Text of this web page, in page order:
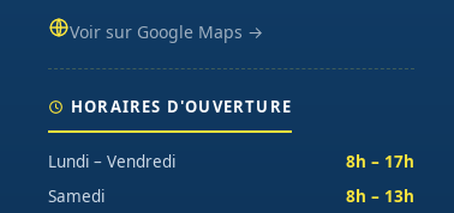
Voir sur Google Maps →
HORAIRES D'OUVERTURE
Lundi – Vendredi
8h – 17h
Samedi
8h – 13h